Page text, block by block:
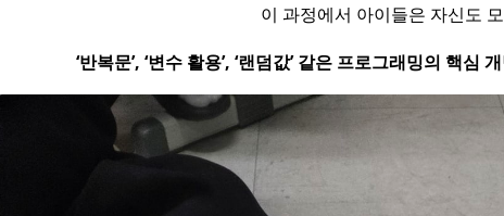
이 과정에서 아이들은 자신도
‘반복문’, ‘변수 활용’, ‘랜덤값’ 같은 프로그래밍의 핵심